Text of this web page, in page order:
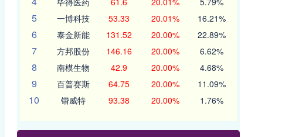
5 一博科技 53.33 20.01% 16.21%
6 泰金新能 131.52 20.00% 22.89%
7 方邦股份 146.16 20.00% 6.62%
8 南模生物 42.9 20.00% 4.68%
9 百普赛斯 64.75 20.00% 11.09%
10 锴威特 93.38 20.00% 1.76%